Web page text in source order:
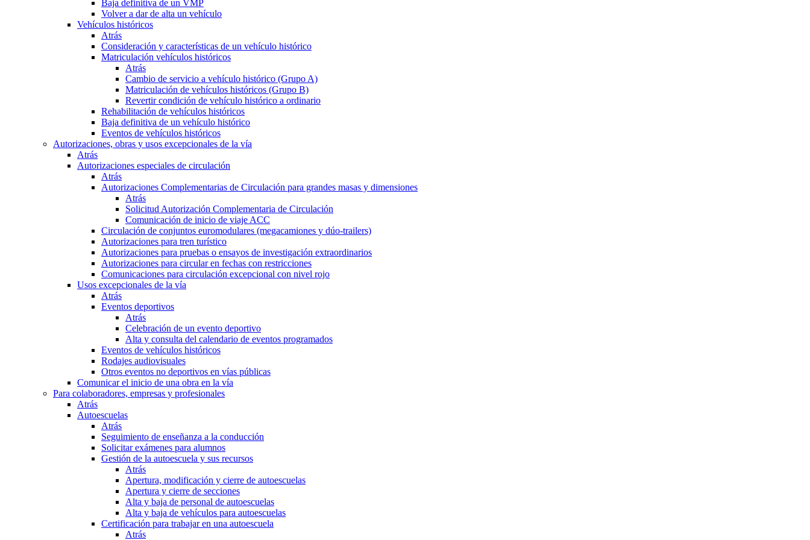
Baja definitiva de un VMP
Volver a dar de alta un vehículo
Vehículos históricos
Atrás
Consideración y características de un vehículo histórico
Matriculación vehículos históricos
Atrás
Cambio de servicio a vehículo histórico (Grupo A)
Matriculación de vehículos históricos (Grupo B)
Revertir condición de vehículo histórico a ordinario
Rehabilitación de vehículos históricos
Baja definitiva de un vehículo histórico
Eventos de vehículos históricos
Autorizaciones, obras y usos excepcionales de la vía
Atrás
Autorizaciones especiales de circulación
Atrás
Autorizaciones Complementarias de Circulación para grandes masas y dimensiones
Atrás
Solicitud Autorización Complementaria de Circulación
Comunicación de inicio de viaje ACC
Circulación de conjuntos euromodulares (megacamiones y dúo-trailers)
Autorizaciones para tren turístico
Autorizaciones para pruebas o ensayos de investigación extraordinarios
Autorizaciones para circular en fechas con restricciones
Comunicaciones para circulación excepcional con nivel rojo
Usos excepcionales de la vía
Atrás
Eventos deportivos
Atrás
Celebración de un evento deportivo
Alta y consulta del calendario de eventos programados
Eventos de vehículos históricos
Rodajes audiovisuales
Otros eventos no deportivos en vías públicas
Comunicar el inicio de una obra en la vía
Para colaboradores, empresas y profesionales
Atrás
Autoescuelas
Atrás
Seguimiento de enseñanza a la conducción
Solicitar exámenes para alumnos
Gestión de la autoescuela y sus recursos
Atrás
Apertura, modificación y cierre de autoescuelas
Apertura y cierre de secciones
Alta y baja de personal de autoescuelas
Alta y baja de vehículos para autoescuelas
Certificación para trabajar en una autoescuela
Atrás